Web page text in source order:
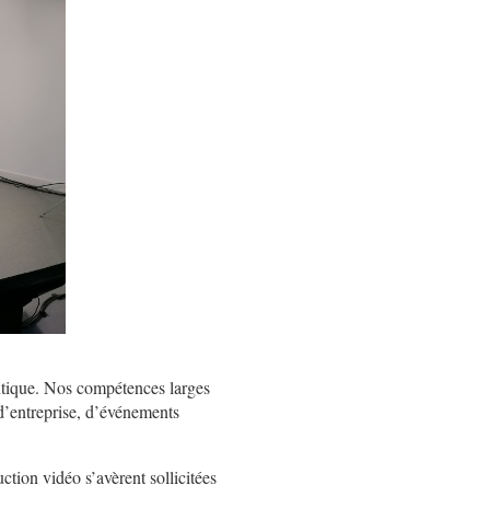
Nos compétences larges
d’événements
vidéo s’avèrent sollicitées